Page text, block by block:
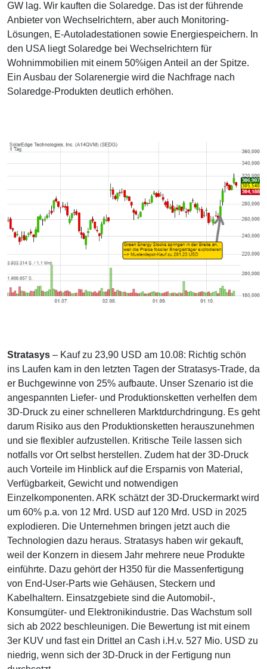
GW lag. Wir kauften die Solaredge. Das ist der führende
Anbieter von Wechselrichtern, aber auch Monitoring-
Lösungen, E-Autoladestationen sowie Energiespeichern. In
den USA liegt Solaredge bei Wechselrichtern für
Wohnimmobilien mit einem 50%igen Anteil an der Spitze.
Ein Ausbau der Solarenergie wird die Nachfrage nach
Solaredge-Produkten deutlich erhöhen.
Stratasys – Kauf zu 23,90 USD am 10.08: Richtig schön
ins Laufen kam in den letzten Tagen der Stratasys-Trade, da
er Buchgewinne von 25% aufbaute. Unser Szenario ist die
angespannten Liefer- und Produktionsketten verhelfen dem
3D-Druck zu einer schnelleren Marktdurchdringung. Es geht
darum Risiko aus den Produktionsketten herauszunehmen
und sie flexibler aufzustellen. Kritische Teile lassen sich
notfalls vor Ort selbst herstellen. Zudem hat der 3D-Druck
auch Vorteile im Hinblick auf die Ersparnis von Material,
Verfügbarkeit, Gewicht und notwendigen
Einzelkomponenten. ARK schätzt der 3D-Druckermarkt wird
um 60% p.a. von 12 Mrd. USD auf 120 Mrd. USD in 2025
explodieren. Die Unternehmen bringen jetzt auch die
Technologien dazu heraus. Stratasys haben wir gekauft,
weil der Konzern in diesem Jahr mehrere neue Produkte
einführte. Dazu gehört der H350 für die Massenfertigung
von End-User-Parts wie Gehäusen, Steckern und
Kabelhaltern. Einsatzgebiete sind die Automobil-,
Konsumgüter- und Elektronikindustrie. Das Wachstum soll
sich ab 2022 beschleunigen. Die Bewertung ist mit einem
3er KUV und fast ein Drittel an Cash i.H.v. 527 Mio. USD zu
niedrig, wenn sich der 3D-Druck in der Fertigung nun